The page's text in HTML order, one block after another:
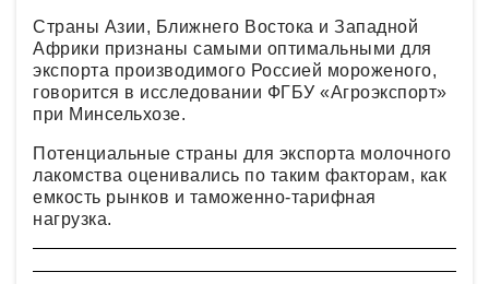
Страны Азии, Ближнего Востока и Западной
Африки признаны самыми оптимальными для
экспорта производимого Россией мороженого,
говорится в исследовании ФГБУ «Агроэкспорт»
при Минсельхозе.
Потенциальные страны для экспорта молочного
лакомства оценивались по таким факторам, как
емкость рынков и таможенно-тарифная
нагрузка.